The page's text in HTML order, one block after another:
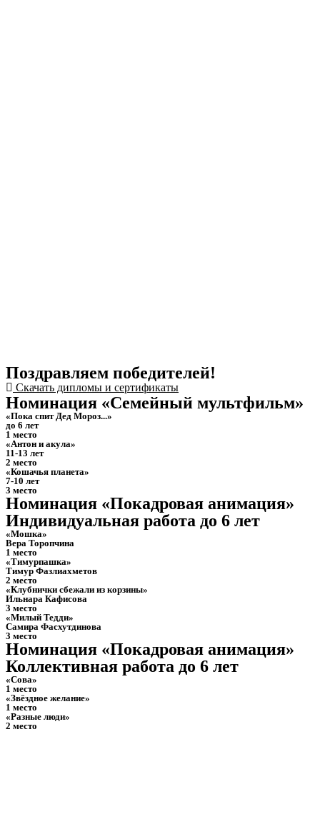
Поздравляем победителей!
Скачать дипломы и сертификаты
Номинация «Семейный мультфильм»
«Пока спит Дед Мороз...»
до 6 лет
1 место
«Антон и акула»
11-13 лет
2 место
«Кошачья планета»
7-10 лет
3 место
Номинация «Покадровая анимация»
Индивидуальная работа до 6 лет
«Мошка»
Вера Торопчина
1 место
«Тимурпашка»
Тимур Фазлиахметов
2 место
«Клубнички сбежали из корзины»
Ильнара Кафисова
3 место
«Милый Тедди»
Самира Фасхутдинова
3 место
Номинация «Покадровая анимация»
Коллективная работа до 6 лет
«Сова»
1 место
«Звёздное желание»
1 место
«Разные люди»
2 место